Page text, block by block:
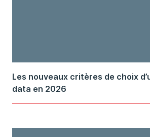
Les nouveaux critères de choix
data en 2026